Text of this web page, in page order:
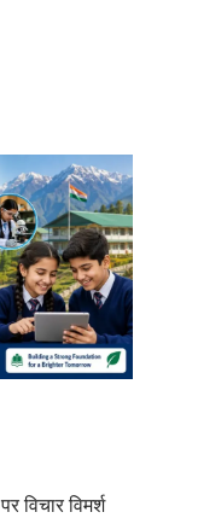
विचार विमर्श